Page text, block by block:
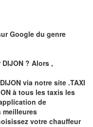
Google du genre
DIJON ? Alors ,
DIJON via notre site .TAXI
à tous les taxis les
de
meilleures
votre chauffeur